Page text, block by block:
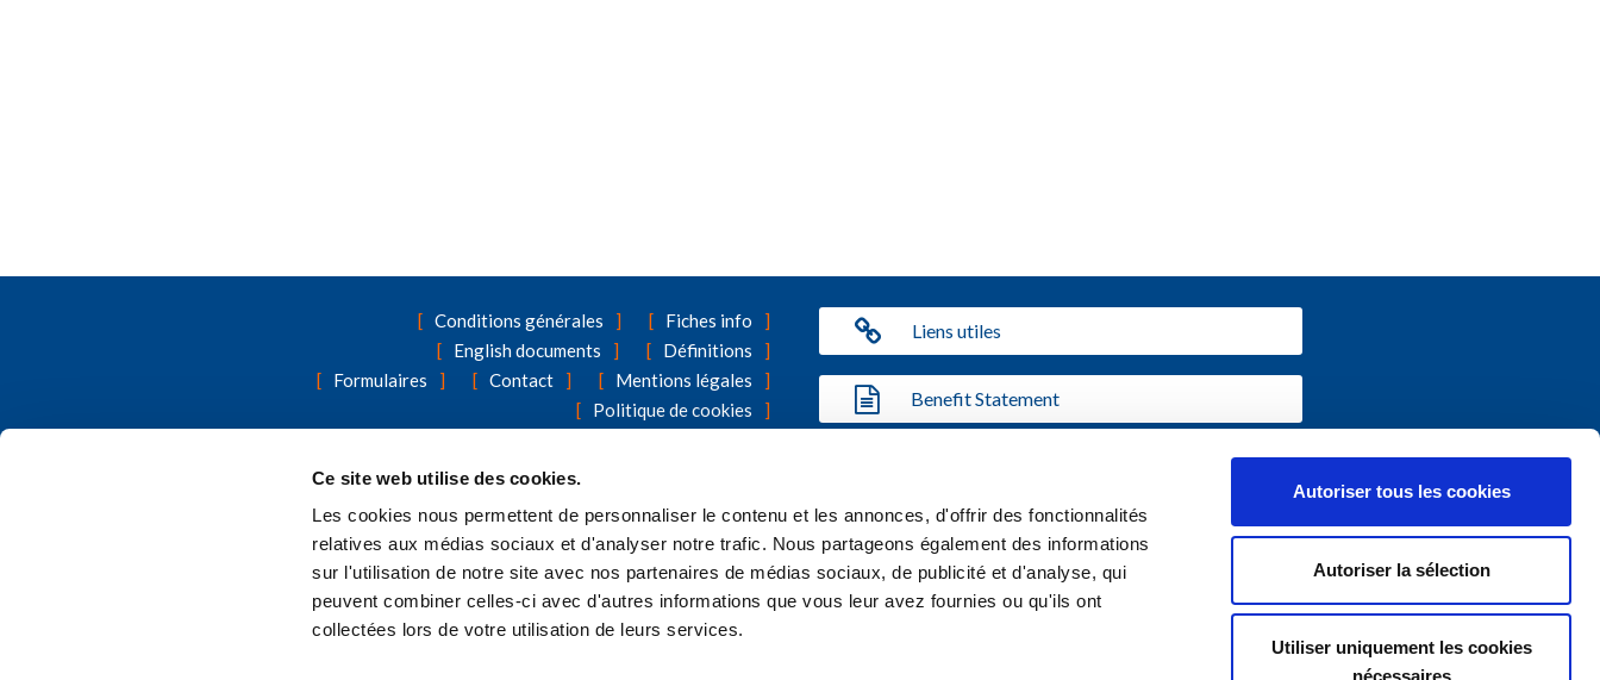
Ce site web utilise des cookies.
Les cookies nous permettent de personnaliser le contenu et les annonces, d'offrir des fonctionnalités
relatives aux médias sociaux et d'analyser notre trafic. Nous partageons également des informations
sur l'utilisation de notre site avec nos partenaires de médias sociaux, de publicité et d'analyse, qui
peuvent combiner celles-ci avec d'autres informations que vous leur avez fournies ou qu'ils ont
collectées lors de votre utilisation de leurs services.
Autoriser tous les cookies
Autoriser la sélection
Utiliser uniquement les cookies
nécessaires
Conditions générales
Fiches info
English documents
Définitions
Formulaires
Contact
Mentions légales
Politique de cookies
Liens utiles
Benefit Statement
A la recherche d'autres produits d'assurance Vivium que l'assurance de groupe ? Vous trouverez toutes les informations utiles sur